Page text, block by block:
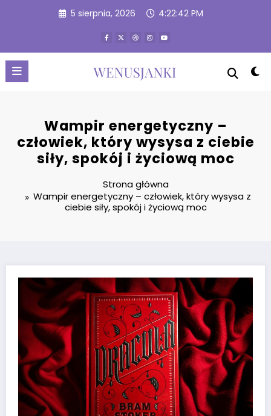
5 sierpnia, 2026 4:22:43 PM
Wampir energetyczny –
człowiek, który wysysa z ciebie
siły, spokój i życiową moc
Strona główna
Wampir energetyczny – człowiek, który wysysa z
ciebie siły, spokój i życiową moc